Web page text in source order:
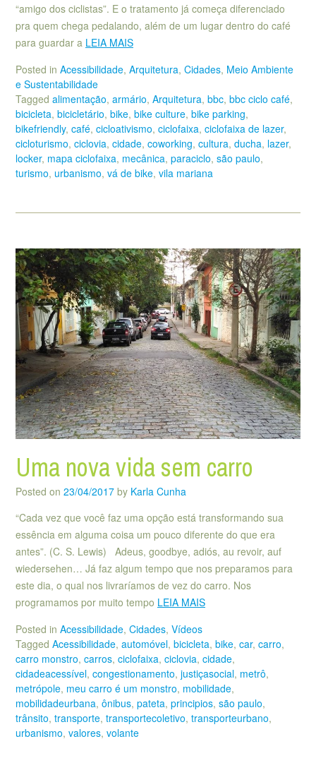
“amigo dos ciclistas”. E o tratamento já começa diferenciado
pra quem chega pedalando, além de um lugar dentro do café
para guardar a LEIA MAIS
Posted in Acessibilidade, Arquitetura, Cidades, Meio Ambiente
e Sustentabilidade
Tagged alimentação, armário, Arquitetura, bbc, bbc ciclo café,
bicicleta, bicicletário, bike, bike culture, bike parking,
bikefriendly, café, cicloativismo, ciclofaixa, ciclofaixa de lazer,
cicloturismo, ciclovia, cidade, coworking, cultura, ducha, lazer,
locker, mapa ciclofaixa, mecânica, paraciclo, são paulo,
turismo, urbanismo, vá de bike, vila mariana
Uma nova vida sem carro
Posted on 23/04/2017 by Karla Cunha
“Cada vez que você faz uma opção está transformando sua
essência em alguma coisa um pouco diferente do que era
antes”. (C. S. Lewis) Adeus, goodbye, adiós, au revoir, auf
wiedersehen… Já faz algum tempo que nos preparamos para
este dia, o qual nos livraríamos de vez do carro. Nos
programamos por muito tempo LEIA MAIS
Posted in Acessibilidade, Cidades, Vídeos
Tagged Acessibilidade, automóvel, bicicleta, bike, car, carro,
carro monstro, carros, ciclofaixa, ciclovia, cidade,
cidadeacessível, congestionamento, justiçasocial, metrô,
metrópole, meu carro é um monstro, mobilidade,
mobilidadeurbana, ônibus, pateta, principios, são paulo,
trânsito, transporte, transportecoletivo, transporteurbano,
urbanismo, valores, volante